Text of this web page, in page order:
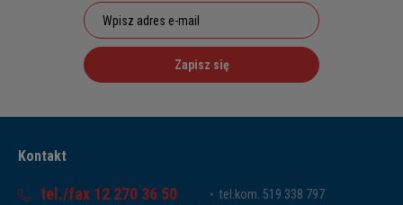
Zapisz się
Kontakt
tel./fax 12 270 36 50
tel.kom. 519 338 797